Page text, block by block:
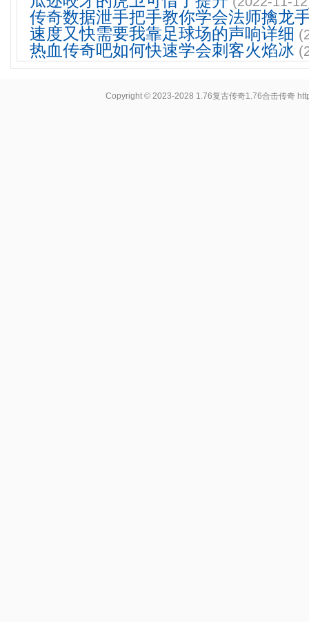
传奇数据泄手把手教你学会法师擒龙
速度又快需要我靠足球场的声响详细
热血传奇吧如何快速学会刺客火焰冰
Copyright © 2023-2028 1.76复古传奇1.76合击传奇